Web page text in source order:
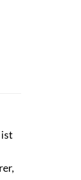
ist